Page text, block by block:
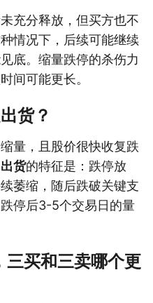
充分释放，但买方也不
情况下，后续可能继续
底。缩量跌停的杀伤力
间可能更长。
货？
量，且股价很快收复跌
出货的特征是：跌停放
萎缩，随后跌破关键支
停后3-5个交易日的量
买和三卖哪个更